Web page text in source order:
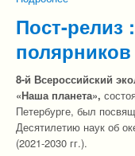
Пост-
8-й Всероссийский
«Наша планета»,
Петербурге, был
Десятилетию наук об
(2021-2030 гг.).